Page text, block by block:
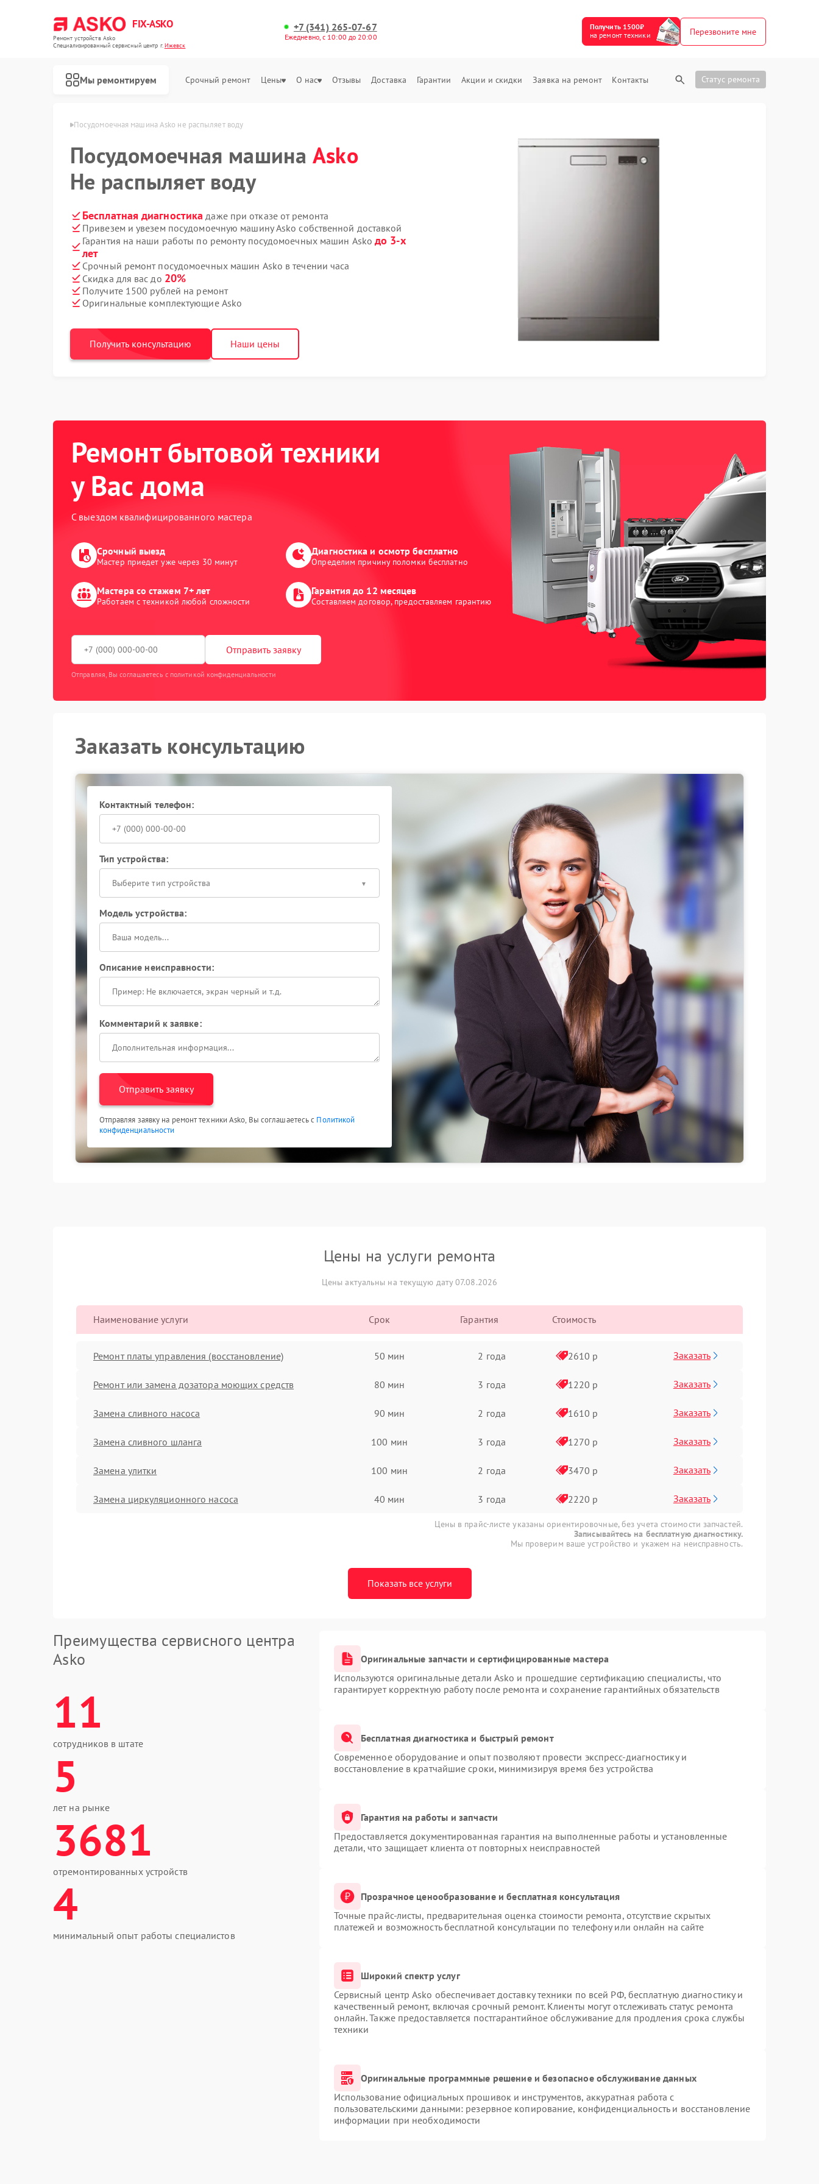
FIX-ASKO
Ремонт устройств Asko
Специализированный cервисный центр г.Ижевск
+7 (341) 265-07-67
Ежедневно, с 10:00 до 20:00
Получить 1500₽
на ремонт техники
Перезвоните мне
Мы ремонтируем Срочный ремонт Цены О нас Отзывы Доставка Гарантии Акции и скидки Заявка на ремонт Контакты Статус ремонта
Посудомоечная машина Asko не распыляет воду
Посудомоечная машина Asko
Не распыляет воду
Бесплатная диагностика даже при отказе от ремонта
Привезем и увезем посудомоечную машину Asko собственной доставкой
Гарантия на наши работы по ремонту посудомоечных машин Asko до 3-х
лет
Срочный ремонт посудомоечных машин Asko в течении часа
Скидка для вас до 20%
Получите 1500 рублей на ремонт
Оригинальные комплектующие Asko
Получить консультацию Наши цены
Ремонт бытовой техники
у Вас дома
С выездом квалифицированного мастера
Срочный выезд
Мастер приедет уже через 30 минут
Диагностика и осмотр бесплатно
Определим причину поломки бесплатно
Мастера со стажем 7+ лет
Работаем с техникой любой сложности
Гарантия до 12 месяцев
Составляем договор, предоставляем гарантию
Отправить заявку
Отправляя, Вы соглашаетесь с политикой конфиденциальности
Заказать консультацию
Контактный телефон:
Тип устройства:
Выберите тип устройства
Модель устройства:
Описание неисправности:
Комментарий к заявке:
Отправить заявку
Отправляя заявку на ремонт техники Asko, Вы соглашаетесь с Политикой
конфиденциальности
Цены на услуги ремонта
Цены актуальны на текущую дату 07.08.2026
Наименование услуги Срок Гарантия Стоимость
Ремонт платы управления (восстановление) 50 мин 2 года 2610 р Заказать
Ремонт или замена дозатора моющих средств 80 мин 3 года 1220 р Заказать
Замена сливного насоса 90 мин 2 года 1610 р Заказать
Замена сливного шланга 100 мин 3 года 1270 р Заказать
Замена улитки 100 мин 2 года 3470 р Заказать
Замена циркуляционного насоса 40 мин 3 года 2220 р Заказать
Цены в прайс-листе указаны ориентировочные, без учета стоимости запчастей.
Записывайтесь на бесплатную диагностику.
Мы проверим ваше устройство и укажем на неисправность.
Показать все услуги
Преимущества сервисного центра
Asko
11
сотрудников в штате
5
лет на рынке
3681
отремонтированных устройств
4
минимальный опыт работы специалистов
Оригинальные запчасти и сертифицированные мастера
Используются оригинальные детали Asko и прошедшие сертификацию специалисты, что
гарантирует корректную работу после ремонта и сохранение гарантийных обязательств
Бесплатная диагностика и быстрый ремонт
Современное оборудование и опыт позволяют провести экспресс-диагностику и
восстановление в кратчайшие сроки, минимизируя время без устройства
Гарантия на работы и запчасти
Предоставляется документированная гарантия на выполненные работы и установленные
детали, что защищает клиента от повторных неисправностей
Прозрачное ценообразование и бесплатная консультация
Точные прайс-листы, предварительная оценка стоимости ремонта, отсутствие скрытых
платежей и возможность бесплатной консультации по телефону или онлайн на сайте
Широкий спектр услуг
Сервисный центр Asko обеспечивает доставку техники по всей РФ, бесплатную диагностику и
качественный ремонт, включая срочный ремонт. Клиенты могут отслеживать статус ремонта
онлайн. Также предоставляется постгарантийное обслуживание для продления срока службы
техники
Оригинальные программные решение и безопасное обслуживание данных
Использование официальных прошивок и инструментов, аккуратная работа с
пользовательскими данными: резервное копирование, конфиденциальность и восстановление
информации при необходимости